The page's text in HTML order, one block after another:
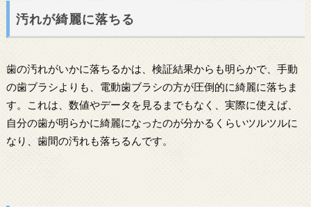
汚れが綺麗に落ちる
歯の汚れがいかに落ちるかは、検証結果からも明らかで、手動
の歯ブラシよりも、電動歯ブラシの方が圧倒的に綺麗に落ちま
す。これは、数値やデータを見るまでもなく、実際に使えば、
自分の歯が明らかに綺麗になったのが分かるくらいツルツルに
なり、歯間の汚れも落ちるんです。